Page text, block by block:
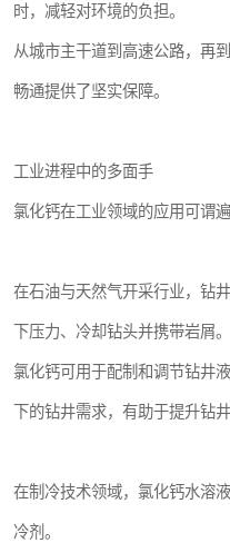
时，减轻对环境的负担。
从城市主干道到高速公路，再
畅通提供了坚实保障。
工业进程中的多面手
氯化钙在工业领域的应用可谓
在石油与天然气开采行业，钻
下压力、冷却钻头并携带岩屑。
氯化钙可用于配制和调节钻井
下的钻井需求，有助于提升钻
在制冷技术领域，氯化钙水溶
冷剂。